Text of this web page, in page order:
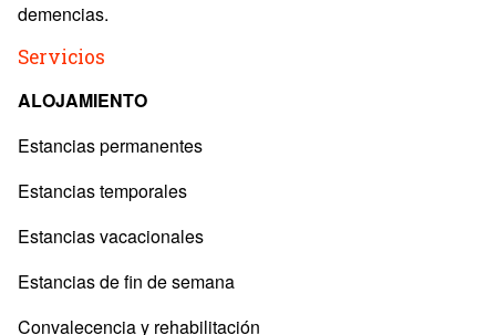
demencias.
Servicios
ALOJAMIENTO
Estancias permanentes
Estancias temporales
Estancias vacacionales
Estancias de fin de semana
Convalecencia y rehabilitación